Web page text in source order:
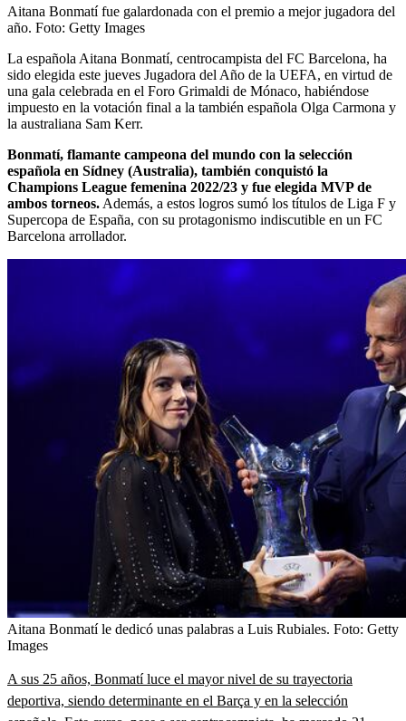
Aitana Bonmatí fue galardonada con el premio a mejor jugadora del
año. Foto: Getty Images
La española Aitana Bonmatí, centrocampista del FC Barcelona, ha
sido elegida este jueves Jugadora del Año de la UEFA, en virtud de
una gala celebrada en el Foro Grimaldi de Mónaco, habiéndose
impuesto en la votación final a la también española Olga Carmona y
la australiana Sam Kerr.
Bonmatí, flamante campeona del mundo con la selección
española en Sídney (Australia), también conquistó la
Champions League femenina 2022/23 y fue elegida MVP de
ambos torneos. Además, a estos logros sumó los títulos de Liga F y
Supercopa de España, con su protagonismo indiscutible en un FC
Barcelona arrollador.
Aitana Bonmatí le dedicó unas palabras a Luis Rubiales. Foto: Getty
Images
A sus 25 años, Bonmatí luce el mayor nivel de su trayectoria
deportiva, siendo determinante en el Barça y en la selección